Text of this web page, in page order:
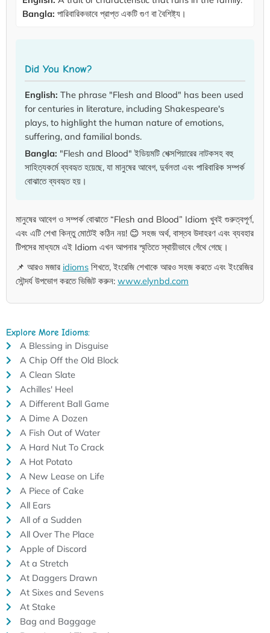
Bangla: পারিবারিকভাবে প্রাপ্ত একটি গুণ বা বৈশিষ্ট্য।
Did You Know?
English: The phrase "Flesh and Blood" has been used
for centuries in literature, including Shakespeare's
plays, to highlight the human nature of emotions,
suffering, and familial bonds.
Bangla: "Flesh and Blood" ইডিয়মটি শেক্সপিয়ারের নাটকসহ বহু
সাহিত্যকর্মে ব্যবহৃত হয়েছে, যা মানুষের আবেগ, দুর্বলতা এবং পারিবারিক সম্পর্ক
বোঝাতে ব্যবহৃত হয়।
মানুষের আবেগ ও সম্পর্ক বোঝাতে “Flesh and Blood” Idiom খুবই গুরুত্বপূর্ণ,
এবং এটি শেখা কিন্তু মোটেই কঠিন নয়! 😊 সহজ অর্থ, বাস্তব উদাহরণ এবং ব্যবহার
টিপসের মাধ্যমে এই Idiom এখন আপনার স্মৃতিতে স্থায়ীভাবে গেঁথে গেছে।
📌 আরও মজার idioms শিখতে, ইংরেজি শেখাকে আরও সহজ করতে এবং ইংরেজির
সৌন্দর্য উপভোগ করতে ভিজিট করুন: www.elynbd.com
Explore More Idioms:
A Blessing in Disguise
A Chip Off the Old Block
A Clean Slate
Achilles' Heel
A Different Ball Game
A Dime A Dozen
A Fish Out of Water
A Hard Nut To Crack
A Hot Potato
A New Lease on Life
A Piece of Cake
All Ears
All of a Sudden
All Over The Place
Apple of Discord
At a Stretch
At Daggers Drawn
At Sixes and Sevens
At Stake
Bag and Baggage